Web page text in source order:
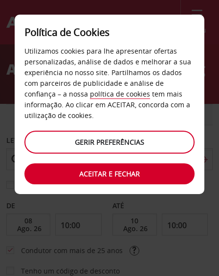
Menu
Welcome
AvisAluguer de carros Reading
CARRO
LEVANTAR EM
Escolher uma estação de devolução diferente
DE ATÉ
Condutor com mais de 25 anos
Tenho um código de desconto
Política de Cookies
Utilizamos cookies para lhe apresentar ofertas
personalizadas, análise de dados e melhorar a sua
experiência no nosso site. Partilhamos os dados
com parceiros de publicidade e análise de
confiança – a nossa política de cookies tem mais
informação. Ao clicar em ACEITAR, concorda com a
utilização de cookies.
GERIR PREFERÊNCIAS
ACEITAR E FECHAR